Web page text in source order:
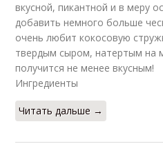
вкусной, пикантной и в меру
добавить немного больше
очень любит кокосовую
твердым сыром, натертым на
получится не менее вкусным!
Ингредиенты
Читать дальше →